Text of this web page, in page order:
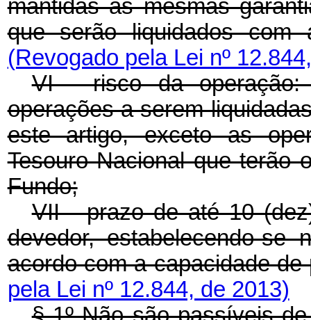
mantidas as mesmas
que serão liquidados com
(Revogado pela Lei nº
VI - risco da
operações a serem
este artigo, exceto as
Tesouro Nacional que terão
Fundo;
VII - prazo de até 10
devedor, estabelecendo-se
acordo com a capacidade
pela Lei nº 12.844, de 2013)